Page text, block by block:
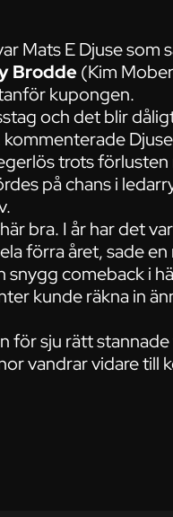
Mats E Djuse som
Brodde (Kim
kupongen.
och det blir
trots
på chans i
bra. I år har det
förra året, sade
snygg comeback i
kunde räkna in
sju rätt stannade
vandrar vidare till